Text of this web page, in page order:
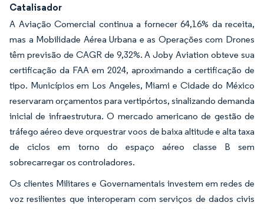
Catalisador
A Aviação Comercial continua a fornecer 64,16% da receita,
mas a Mobilidade Aérea Urbana e as Operações com Drones
têm previsão de CAGR de 9,32%. A Joby Aviation obteve sua
certificação da FAA em 2024, aproximando a certificação de
tipo. Municípios em Los Angeles, Miami e Cidade do México
reservaram orçamentos para vertipórtos, sinalizando demanda
inicial de infraestrutura. O mercado americano de gestão de
tráfego aéreo deve orquestrar voos de baixa altitude e alta taxa
de ciclos em torno do espaço aéreo classe B sem
sobrecarregar os controladores.
Os clientes Militares e Governamentais investem em redes de
voz resilientes que interoperam com serviços de dados civis